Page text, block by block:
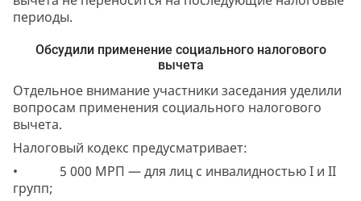
периоды.
Обсудили применение социального налогового
вычета
Отдельное внимание участники заседания уделили
вопросам применения социального налогового
вычета.
Налоговый кодекс предусматривает:
• 5 000 МРП — для лиц с инвалидностью I и II
групп;